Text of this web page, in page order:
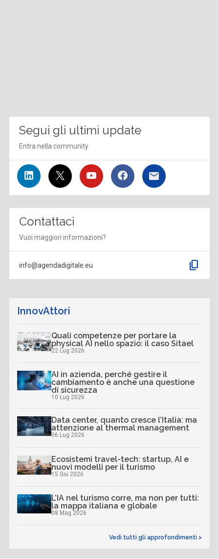
Segui gli ultimi update
Entra nella community
Contattaci
Vuoi maggiori informazioni?
info@agendadigitale.eu content_copy
InnovAttori
Quali competenze per portare la
physical AI nello spazio: il caso Sitael
22 Lug 2026
AI in azienda, perché gestire il
cambiamento è anche una questione
di sicurezza
10 Lug 2026
Data center, quanto cresce l’Italia: ma
attenzione al thermal management
06 Lug 2026
Ecosistemi travel-tech: startup, AI e
nuovi modelli per il turismo
15 Giu 2026
L’IA nel turismo corre, ma non per tutti:
la mappa italiana e globale
08 Mag 2026
Vedi tutti gli approfondimenti >